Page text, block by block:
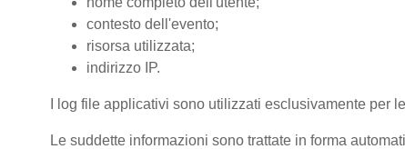
contesto dell'evento;
risorsa utilizzata;
indirizzo IP.
I log file applicativi sono utilizzati esclusivamente per
Le suddette informazioni sono trattate in forma